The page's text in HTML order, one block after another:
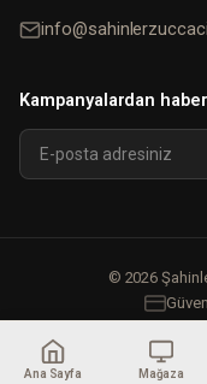
Kampanyalardan
© 2026
Ana Sayfa Mağaza